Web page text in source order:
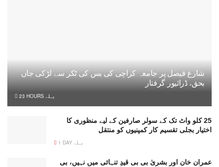
شارع فیصل پر جامعہ کراچی کی بس کی ٹکر سے لڑکی جاں
بحق، ڈرائیور گرفتار
23 HOURS پہلے
25 کلو واٹ تک کے سولر صارفین کے لیے منظوری کا
اختیار بجلی تقسیم کار کمپنیوں کو منتقل
1 DAY پہلے
عمران خان اور بشریٰ بی بی قیدِ تنہائی میں نہیں، بی